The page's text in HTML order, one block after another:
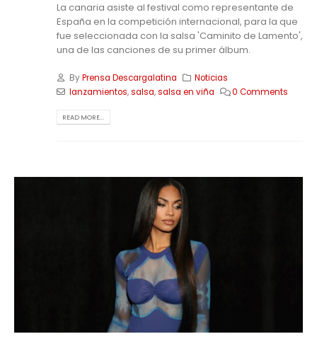
La canaria asiste al festival como representante de
España en la competición internacional, para la que
fue seleccionada con la salsa 'Caminito de Lamento',
una de las canciones de su primer álbum.
ByPrensa Descargalatina
Noticias
lanzamientos,salsa,salsa en viña 0 Comments
READ MORE...